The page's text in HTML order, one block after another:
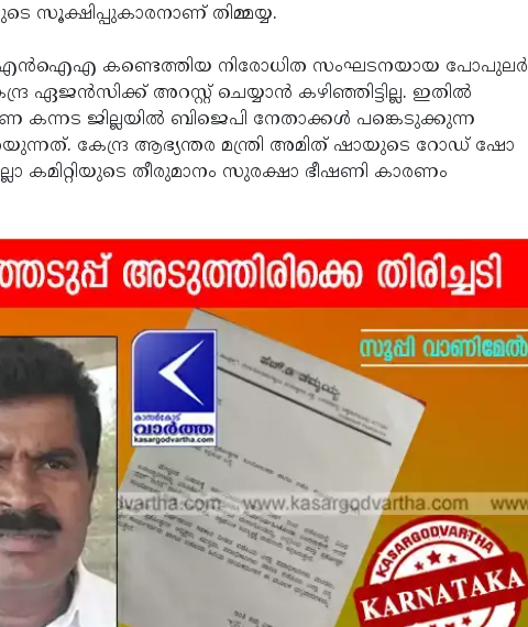
സൂക്ഷിപ്പുകാരനാണ് തിമ്മയ്യ.
എൻഐഎ കണ്ടെത്തിയ നിരോധിത സംഘടനയായ പോപുലർ
ഏജൻസിക്ക് അറസ്റ്റ് ചെയ്യാൻ കഴിഞ്ഞിട്ടില്ല. ഇതിൽ
കന്നട ജില്ലയിൽ ബിജെപി നേതാക്കൾ പങ്കെടുക്കുന്ന
കേന്ദ്ര ആഭ്യന്തര മന്ത്രി അമിത് ഷായുടെ റോഡ് ഷോ
കമിറ്റിയുടെ തീരുമാനം സുരക്ഷാ ഭീഷണി കാരണം